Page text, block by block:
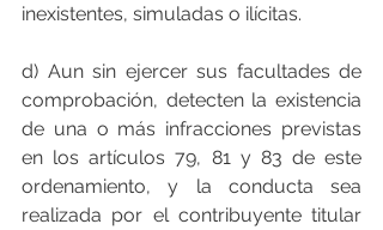
inexistentes, simuladas o ilícitas.
d) Aun sin ejercer sus facultades de
comprobación, detecten la existencia
de una o más infracciones previstas
en los artículos 79, 81 y 83 de este
ordenamiento, y la conducta sea
realizada por el contribuyente titular